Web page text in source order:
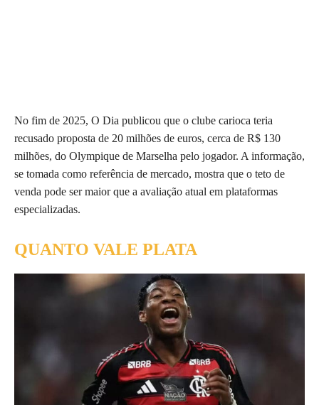
No fim de 2025, O Dia publicou que o clube carioca teria
recusado proposta de 20 milhões de euros, cerca de R$ 130
milhões, do Olympique de Marselha pelo jogador. A informação,
se tomada como referência de mercado, mostra que o teto de
venda pode ser maior que a avaliação atual em plataformas
especializadas.
QUANTO VALE PLATA